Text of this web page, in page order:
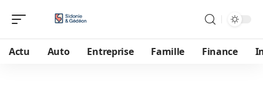
Actu Auto Entreprise Famille Finance